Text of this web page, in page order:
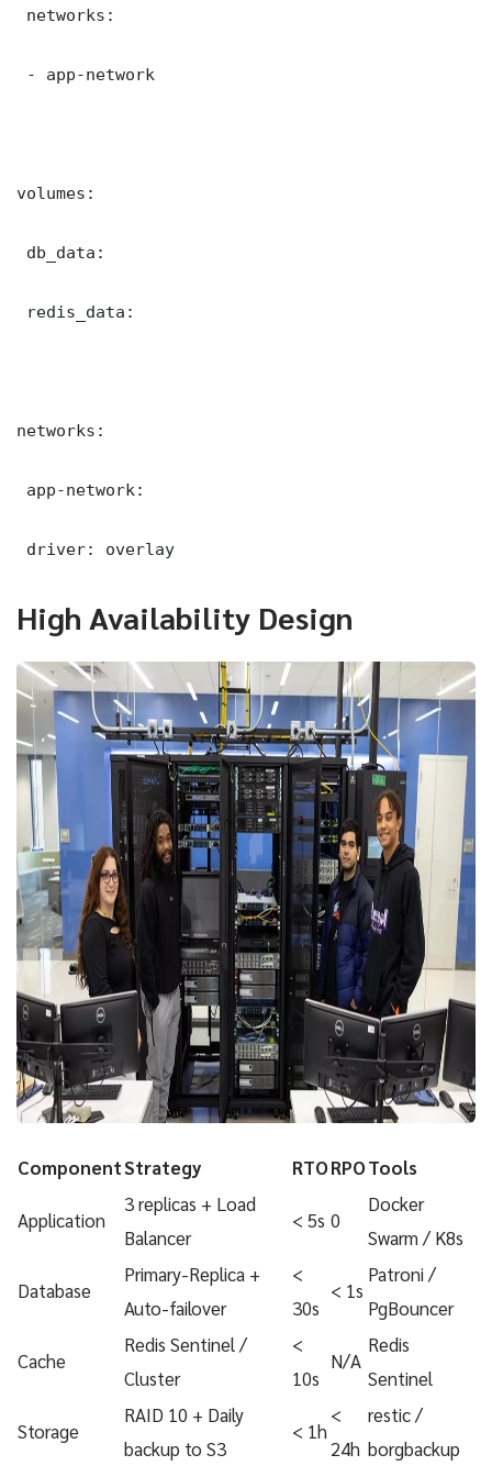
networks:
- app-network
volumes:
db_data:
redis_data:
networks:
app-network:
driver: overlay
High Availability Design
ComponentStrategy RTORPOTools
Application
3 replicas + Load
Balancer
< 5s 0
Docker
Swarm / K8s
Database
Primary-Replica +
Auto-failover
<
30s
< 1s
Patroni /
PgBouncer
Cache
Redis Sentinel /
Cluster
<
10s
N/A
Redis
Sentinel
Storage
RAID 10 + Daily
backup to S3
< 1h
<
24h
restic /
borgbackup